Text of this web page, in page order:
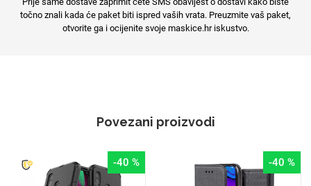
točno znali kada će paket biti ispred vaših vrata. Preuzmite vaš paket,
otvorite ga i ocijenite svoje maskice.hr iskustvo.
Povezani proizvodi
-40 % -40 %